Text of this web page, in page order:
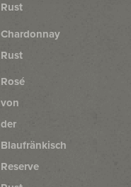
Rust
Chardonnay
Rust
Rosé
von
der
Blaufränkisch
Reserve